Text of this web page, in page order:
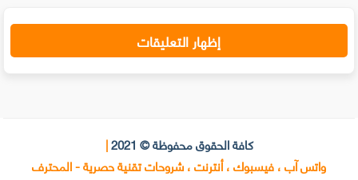
إظهار التعليقات
كافة الحقوق محفوظة © 2021 |
واتس آب ، فيسبوك ، أنترنت ، شروحات تقنية حصرية - المحترف